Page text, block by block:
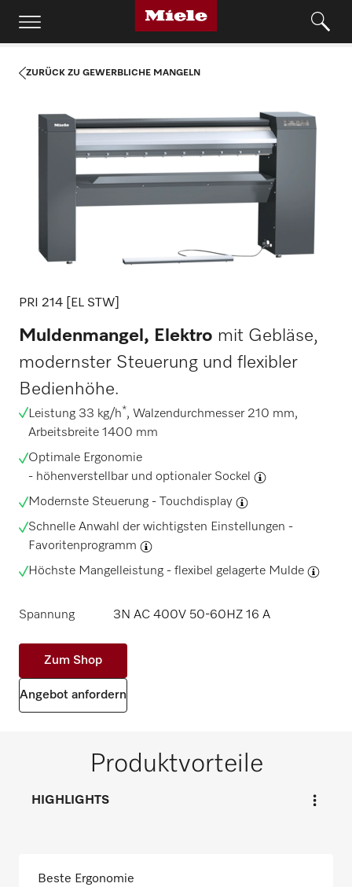
ZURÜCK ZU GEWERBLICHE MANGELN
PRI 214 [EL STW]
Muldenmangel, Elektro mit Gebläse,
modernster Steuerung und flexibler
Bedienhöhe.
Leistung 33 kg/h*, Walzendurchmesser 210 mm,
Arbeitsbreite 1400 mm
Optimale Ergonomie
- höhenverstellbar und optionaler Sockel
Modernste Steuerung - Touchdisplay
Schnelle Anwahl der wichtigsten Einstellungen -
Favoritenprogramm
Höchste Mangelleistung - flexibel gelagerte Mulde
Spannung 3N AC 400V 50-60HZ 16 A
Zum Shop
Angebot anfordern
Produktvorteile
HIGHLIGHTS
Beste Ergonomie